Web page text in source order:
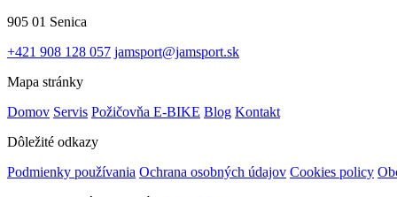
905 01 Senica
+421 908 128 057 jamsport@jamsport.sk
Mapa stránky
Domov Servis Požičovňa E-BIKE Blog Kontakt
Dôležité odkazy
Podmienky používania Ochrana osobných údajov Cookies policy